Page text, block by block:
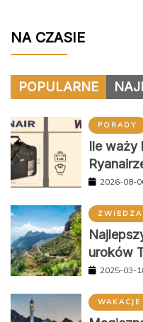
NA CZASIE
POPULARNE
PORADY
Ile waży
2026-08-
uroków
2025-03-
WAKACJE